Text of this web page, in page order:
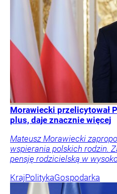
Morawiecki przelicytował
plus, daje znacznie więcej
Mateusz Morawiecki
wspierania polskich rodzin.
pensję rodzicielską w
KrajPolitykaGospodarka